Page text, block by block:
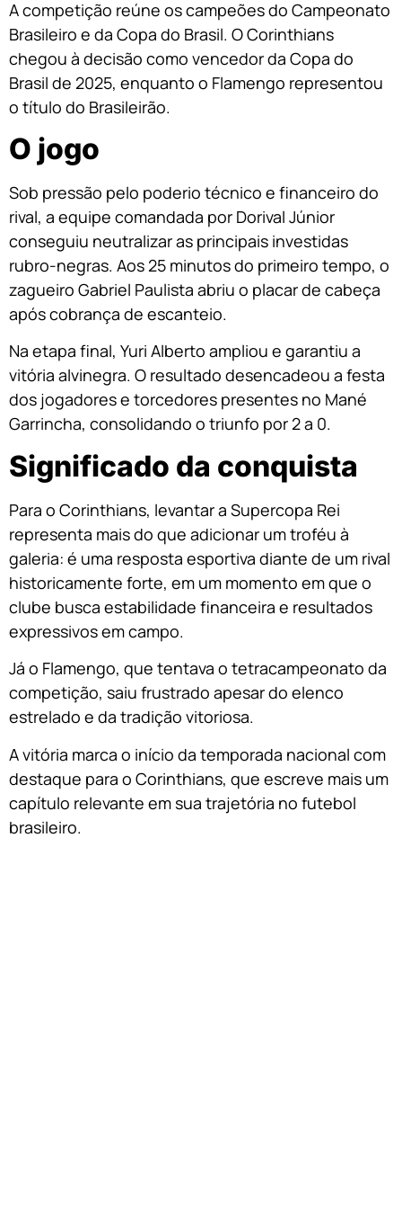
A competição reúne os campeões do Campeonato
Brasileiro e da Copa do Brasil. O Corinthians
chegou à decisão como vencedor da Copa do
Brasil de 2025, enquanto o Flamengo representou
o título do Brasileirão.
O jogo
Sob pressão pelo poderio técnico e financeiro do
rival, a equipe comandada por Dorival Júnior
conseguiu neutralizar as principais investidas
rubro-negras. Aos 25 minutos do primeiro tempo, o
zagueiro Gabriel Paulista abriu o placar de cabeça
após cobrança de escanteio.
Na etapa final, Yuri Alberto ampliou e garantiu a
vitória alvinegra. O resultado desencadeou a festa
dos jogadores e torcedores presentes no Mané
Garrincha, consolidando o triunfo por 2 a 0.
Significado da conquista
Para o Corinthians, levantar a Supercopa Rei
representa mais do que adicionar um troféu à
galeria: é uma resposta esportiva diante de um rival
historicamente forte, em um momento em que o
clube busca estabilidade financeira e resultados
expressivos em campo.
Já o Flamengo, que tentava o tetracampeonato da
competição, saiu frustrado apesar do elenco
estrelado e da tradição vitoriosa.
A vitória marca o início da temporada nacional com
destaque para o Corinthians, que escreve mais um
capítulo relevante em sua trajetória no futebol
brasileiro.